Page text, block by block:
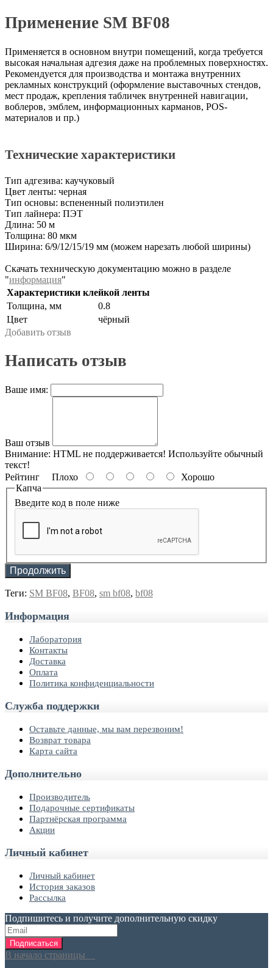
Применение SM BF08
Применяется в основном внутри помещений, когда требуется
высокая начальная адгезия даже на проблемных поверхностях.
Рекомендуется для производства и монтажа внутренних
рекламных конструкций (оформление выставочных стендов,
мест продаж, крепления табличек внутренней навигации,
воблеров, эмблем, информационных карманов, POS-
материалов и пр.)
Технические характеристики
Тип адгезива: каучуковый
Цвет ленты: черная
Тип основы: вспененный полиэтилен
Тип лайнера: ПЭТ
Длина: 50 м
Толщина: 80 мкм
Ширина: 6/9/12/15/19 мм (можем нарезать любой ширины)
Скачать техническую документацию можно в разделе
"информация"
Характеристики клейкой ленты
Толщина, мм
0.8
Цвет
чёрный
Добавить отзыв
Написать отзыв
Ваше имя:
Ваш отзыв
Внимание: HTML не поддерживается! Используйте обычный
текст!
Рейтинг Плохо
Хорошо
Капча
Введите код в поле ниже
Продолжить
Теги: SM BF08, BF08, sm bf08, bf08
Информация
Лаборатория
Контакты
Доставка
Оплата
Политика конфиденциальности
Служба поддержки
Оставьте данные, мы вам перезвоним!
Возврат товара
Карта сайта
Дополнительно
Производитель
Подарочные сертификаты
Партнёрская программа
Акции
Личный кабинет
Личный кабинет
История заказов
Рассылка
Подпишитесь и получите дополнительную скидку
Подписаться
В начало страницы